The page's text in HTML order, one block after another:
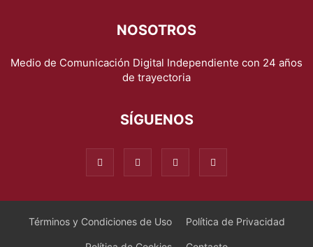
NOSOTROS
Medio de Comunicación Digital Independiente con 24 años
de trayectoria
SÍGUENOS
Términos y Condiciones de Uso Política de Privacidad